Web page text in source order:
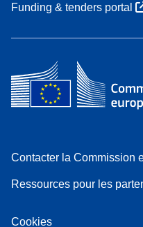
Funding & tenders portal
Contacter la Commission
Ressources pour les
Cookies